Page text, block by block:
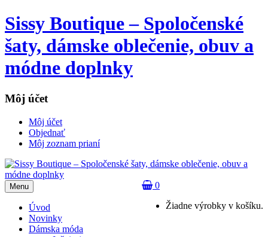
Sissy Boutique – Spoločenské
šaty, dámske oblečenie, obuv a
módne doplnky
Môj účet
Môj účet
Objednať
Môj zoznam prianí
0
Žiadne výrobky v košíku.
Menu
Úvod
Novinky
Dámska móda